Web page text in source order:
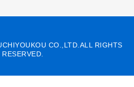
CO.,LTD.ALL RIGHTS
RESERVED.